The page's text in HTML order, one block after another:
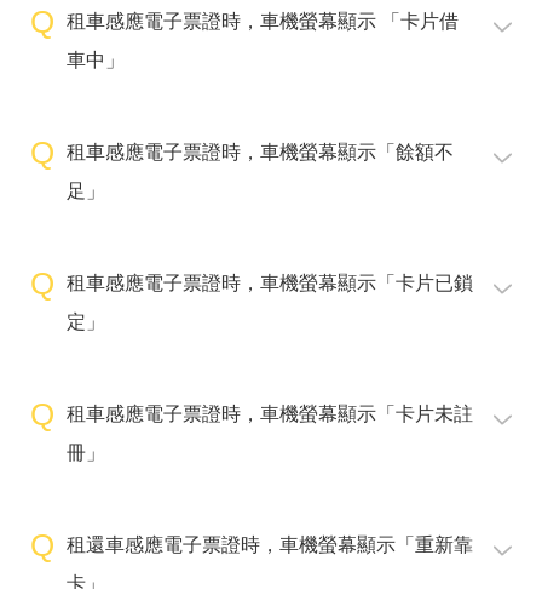
租車感應電子票證時，車機螢幕顯示 「卡片借
車中」
租車感應電子票證時，車機螢幕顯示「餘額不
足」
租車感應電子票證時，車機螢幕顯示「卡片已鎖
定」
租車感應電子票證時，車機螢幕顯示「卡片未註
冊」
租還車感應電子票證時，車機螢幕顯示「重新靠
卡」